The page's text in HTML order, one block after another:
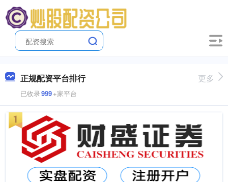
正规配资平台排行
已收录999+家平台
更多